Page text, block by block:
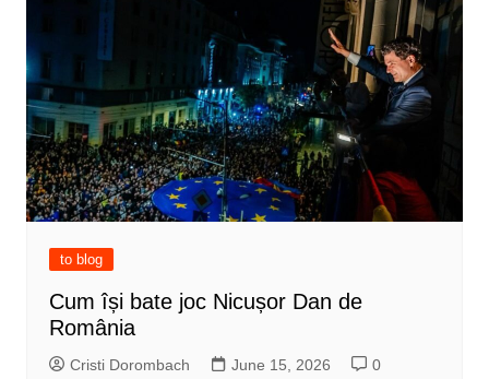
to blog
Cum își bate joc Nicușor Dan de
România
Cristi Dorombach June 15, 2026 0